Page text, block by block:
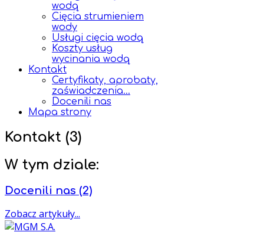
wodą
Cięcia strumieniem
wody
Usługi cięcia wodą
Koszty usług
wycinania wodą
Kontakt
Certyfikaty, aprobaty,
zaświadczenia...
Docenili nas
Mapa strony
Kontakt (3)
W tym dziale:
Docenili nas (2)
Zobacz artykuły...